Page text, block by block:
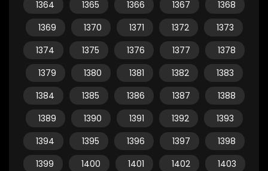
1364 1365 1366 1367
1368
1369
1370 1371 1372
1373
1374
1375 1376 1377
1378
1379
1380 1381 1382
1383
1384
1385 1386 1387
1388
1389
1390 1391 1392
1393
1394
1395 1396 1397
1398
1399
1400 1401 1402
1403